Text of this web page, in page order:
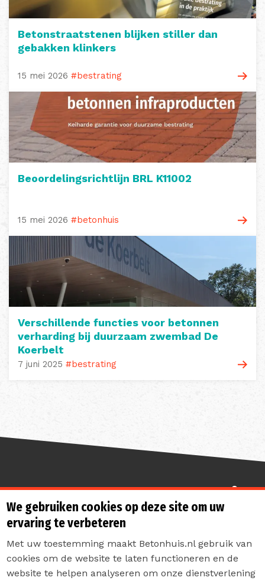
Betonstraatstenen blijken stiller dan
gebakken klinkers
15 mei 2026 #bestrating
Beoordelingsrichtlijn BRL K11002
15 mei 2026 #betonhuis
Verschillende functies voor betonnen
verharding bij duurzaam zwembad De
Koerbelt
7 juni 2025 #bestrating
Sterk de toekomst in
We gebruiken cookies op deze site om uw
ervaring te verbeteren
Met uw toestemming maakt Betonhuis.nl gebruik van
cookies om de website te laten functioneren en de
website te helpen analyseren om onze dienstverlening